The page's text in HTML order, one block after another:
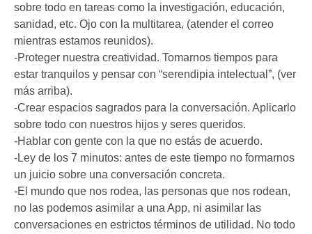
sobre todo en tareas como la investigación, educación,
sanidad, etc. Ojo con la multitarea, (atender el correo
mientras estamos reunidos).
-Proteger nuestra creatividad. Tomarnos tiempos para
estar tranquilos y pensar con “serendipia intelectual”, (ver
más arriba).
-Crear espacios sagrados para la conversación. Aplicarlo
sobre todo con nuestros hijos y seres queridos.
-Hablar con gente con la que no estás de acuerdo.
-Ley de los 7 minutos: antes de este tiempo no formarnos
un juicio sobre una conversación concreta.
-El mundo que nos rodea, las personas que nos rodean,
no las podemos asimilar a una App, ni asimilar las
conversaciones en estrictos términos de utilidad. No todo